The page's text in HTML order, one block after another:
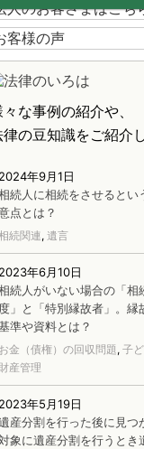
な事例の紹介や、
律の豆知識をご紹介
2024年9月1日
続人に相続をさせるとい
点とは？
続関連, 遺言
2023年6月10日
続人がいない場合の「相
度」と「特別縁故者」。縁
準や資料とは？
お金（債権）の回収問題 , 子
財産管理
2023年5月19日
産分割を行った後に見つ
象に遺産分割を行うとき